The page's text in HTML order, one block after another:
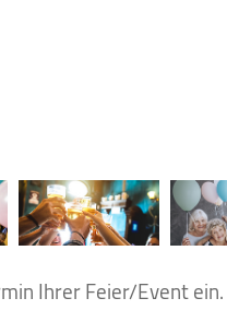
Ihrer Feier/Event ein.